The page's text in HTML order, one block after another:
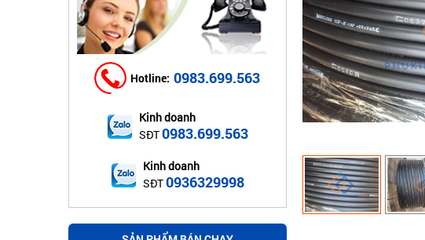
Hotline: 0983.699.563
Kinh doanh
SĐT0983.699.563
Kinh doanh
SĐT0936329998